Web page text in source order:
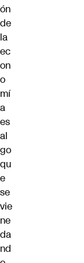
ón
de
la
ec
on
o
mí
a
es
al
go
qu
e
se
vie
ne
da
nd